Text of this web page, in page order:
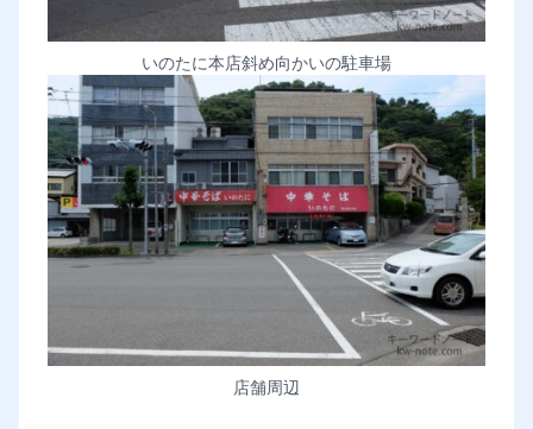
いのたに本店斜め向かいの駐車場
店舗周辺